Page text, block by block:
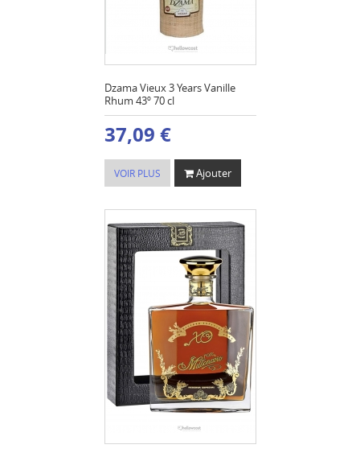
Dzama Vieux 3 Years Vanille
Rhum 43º 70 cl
37,09 €
VOIR PLUS Ajouter